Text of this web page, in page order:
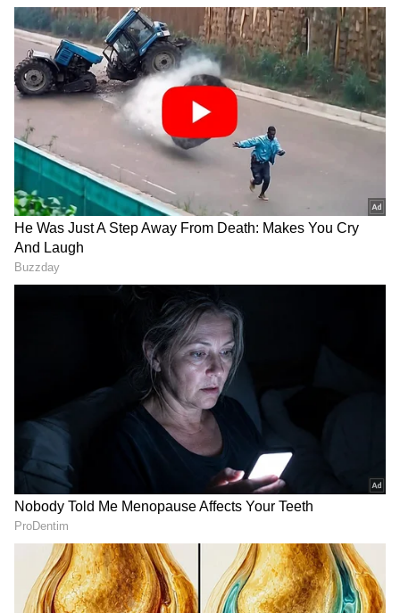
Image Credit :Getty
ಅಕ್ಕಿ ಬೆಲೆಯಲ್ಲಿ ಭಾರಿ ಏರಿಕೆ
ಎಲ್ಲಾ ವಸ್ತುಗಳ ಬೆಲೆ ಏರಿಕೆಯಿಂದ ‌ಜನ ಸಾಮಾನ್ಯರು‌‌
ಕಂಗಾಲಾಗಿದ್ದಾರೆ. ಇದೀಗ ರಾಜ್ಯಾದ್ಯಂತ ಅಕ್ಕಿ ದರದಲ್ಲಿ ಭಾರೀ
ಏರಿಕೆಯಾಗಿದೆ. ಕಳೆದೊಂದು ವಾರದಿಂದ ಮಾರುಕಟ್ಟೆಯಲ್ಲಿ
ಅಕ್ಕಿ ದರ ಬೆಲೆ ಹೆಚ್ಚಳವಾಗಿದೆ. ಸಾಮಾನ್ಯ ಹಾಗೂ
ಪ್ರೀಮಿಯಂ ಅಕ್ಕಿ ಹೋಲ್ ಸೇಲ್ ದರದಲ್ಲಿ ₹3 ರಿಂದ ₹10ರವರೆಗೆ
ಏರಿಕೆಯಾಗಿದೆ. ಕಳೆದ 15 ದಿನಗಳಿಂದ ಅಕ್ಕಿ ಬೆಲೆಯಲ್ಲಿ
ನಿರಂತರ ಏರಿಕೆಯಾಗುತ್ತಿದೆ. ರೀಟೇಲ್ ಬರುವಷ್ಟರಲ್ಲಿ ಮತ್ತಷ್ಟು
ದರ ಹೆಚ್ಚಳವಾಗುವ ಸಾಧ್ಯತೆ ಇದೆ.